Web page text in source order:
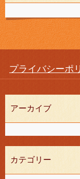
プライバシーポ
アーカイブ
カテゴリー